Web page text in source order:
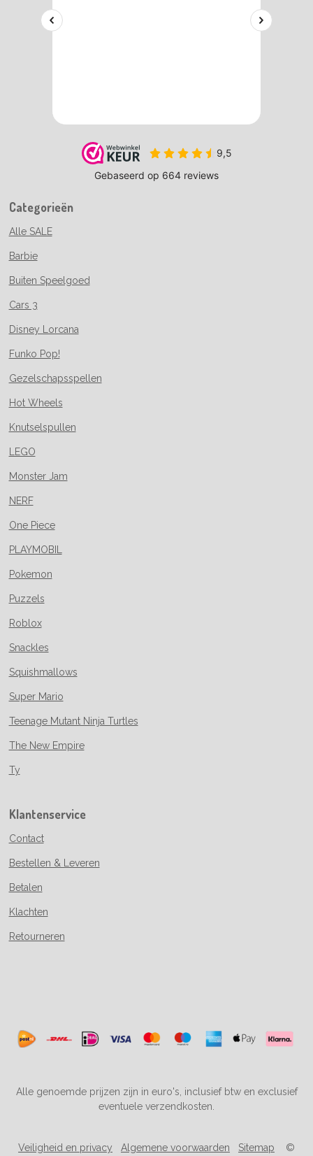
Categorieën
Alle SALE
Barbie
Buiten Speelgoed
Cars 3
Disney Lorcana
Funko Pop!
Gezelschapsspellen
Hot Wheels
Knutselspullen
LEGO
Monster Jam
NERF
One Piece
PLAYMOBIL
Pokemon
Puzzels
Roblox
Snackles
Squishmallows
Super Mario
Teenage Mutant Ninja Turtles
The New Empire
Ty
Klantenservice
Contact
Bestellen & Leveren
Betalen
Klachten
Retourneren
Alle genoemde prijzen zijn in euro's, inclusief btw en exclusief
eventuele verzendkosten.
Veiligheid en privacy Algemene voorwaarden Sitemap ©